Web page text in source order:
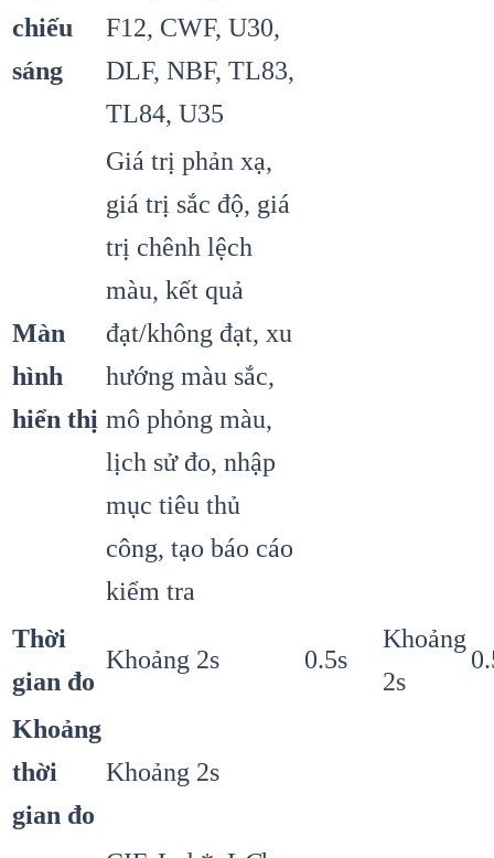
chiếu
sáng
F12, CWF, U30,
DLF, NBF, TL83,
TL84, U35
Màn
hình
hiển thị
Giá trị phản xạ,
giá trị sắc độ, giá
trị chênh lệch
màu, kết quả
đạt/không đạt, xu
hướng màu sắc,
mô phỏng màu,
lịch sử đo, nhập
mục tiêu thủ
công, tạo báo cáo
kiểm tra
Thời
gian đo
Khoảng 2s 0.5s
Khoảng
2s
Khoảng
thời
gian đo
Khoảng 2s